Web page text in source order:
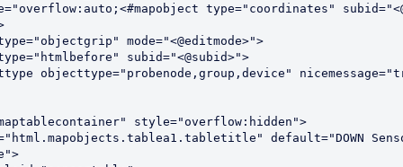
type="coordinates"